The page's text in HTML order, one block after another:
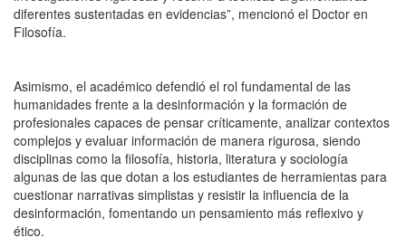
diferentes sustentadas en evidencias”, mencionó el Doctor en
Filosofía.
Asimismo, el académico defendió el rol fundamental de las
humanidades frente a la desinformación y la formación de
profesionales capaces de pensar críticamente, analizar contextos
complejos y evaluar información de manera rigurosa, siendo
disciplinas como la filosofía, historia, literatura y sociología
algunas de las que dotan a los estudiantes de herramientas para
cuestionar narrativas simplistas y resistir la influencia de la
desinformación, fomentando un pensamiento más reflexivo y
ético.